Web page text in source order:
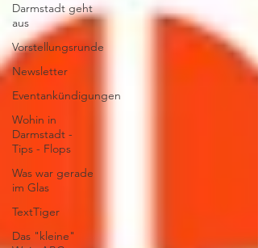
Darmstadt geht
aus
Vorstellungsrunde
Newsletter
Eventankündigungen
Wohin in
Darmstadt -
Tips - Flops
Was war gerade
im Glas
TextTiger
Das "kleine"